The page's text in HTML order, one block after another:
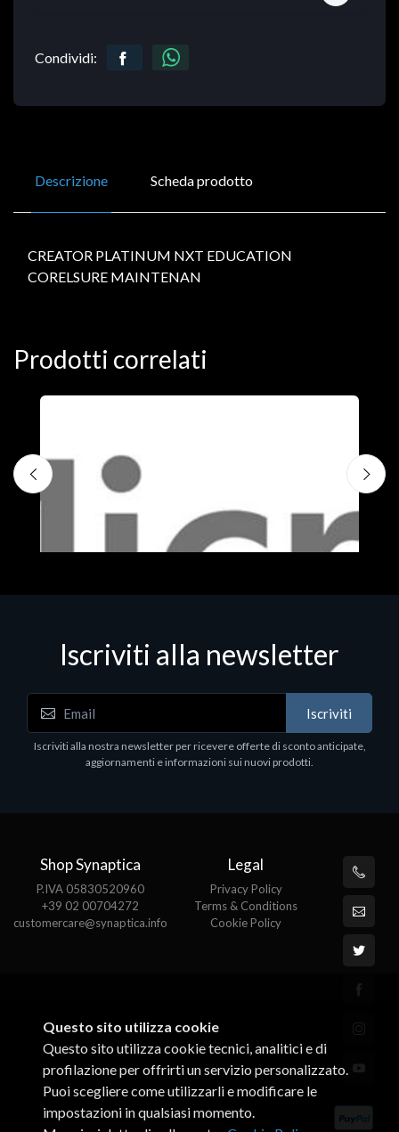
Condividi:
Descrizione Scheda prodotto
CREATOR PLATINUM NXT EDUCATION
CORELSURE MAINTENAN
Prodotti correlati
Software - Office Productivity
MS OFFICE H&S 2021 ESD
Iscriviti alla newsletter
Iscriviti
Iscriviti alla nostra newsletter per ricevere offerte di sconto anticipate,
aggiornamenti e informazioni sui nuovi prodotti.
Shop Synaptica
P.IVA 05830520960
+39 02 00704272
customercare@synaptica.info
Legal
Privacy Policy
Terms & Conditions
Cookie Policy
Questo sito utilizza cookie
Questo sito utilizza cookie tecnici, analitici e di
profilazione per offrirti un servizio personalizzato.
Puoi scegliere come utilizzarli e modificare le
impostazioni in qualsiasi momento.